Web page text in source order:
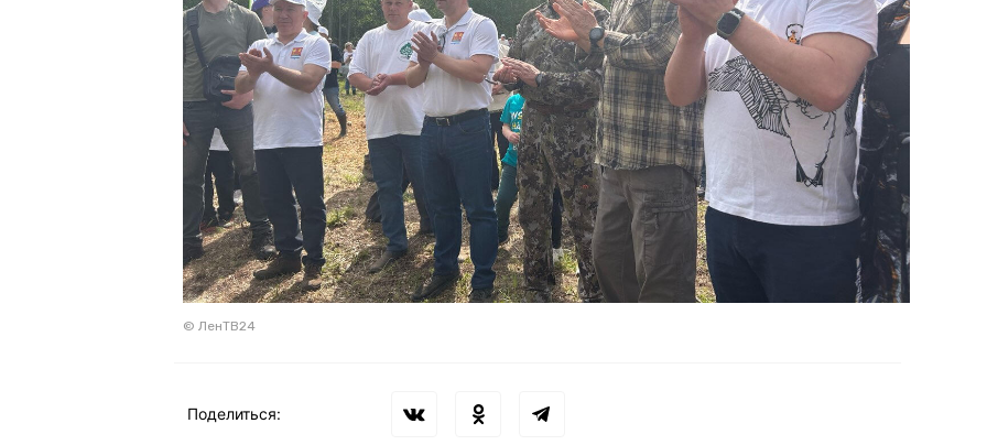
© ЛенТВ24
Поделиться: